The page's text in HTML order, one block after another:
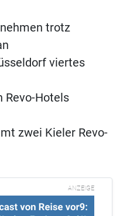
trotz
viertes
Revo-Hotels
zwei Kieler Revo-
ANZEIGE